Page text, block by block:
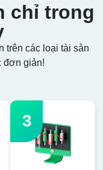
chỉ trong
trên các loại tài sản
đơn giản!
3